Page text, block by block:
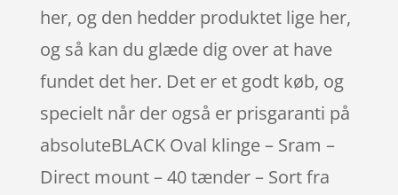
her, og den hedder produktet lige her,
og så kan du glæde dig over at have
fundet det her. Det er et godt køb, og
specielt når der også er prisgaranti på
absoluteBLACK Oval klinge – Sram –
Direct mount – 40 tænder – Sort fra